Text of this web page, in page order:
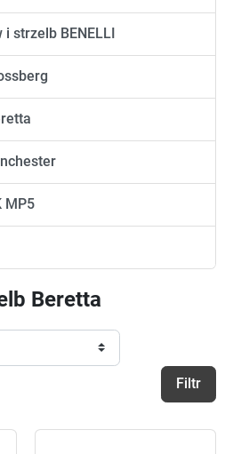
strzelb BENELLI
MP5
Beretta
Filtr